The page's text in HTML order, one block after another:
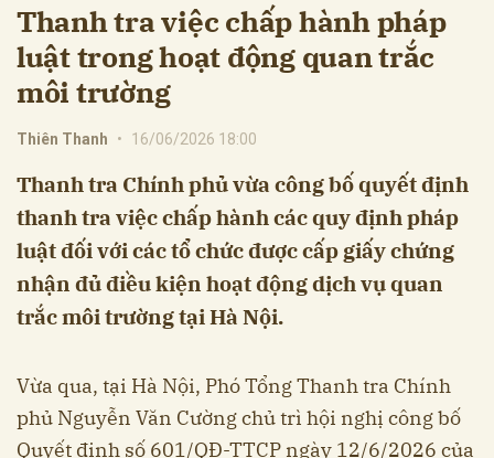
Thanh tra việc chấp hành pháp
luật trong hoạt động quan trắc
môi trường
Thiên Thanh • 16/06/2026 18:00
Thanh tra Chính phủ vừa công bố quyết định
thanh tra việc chấp hành các quy định pháp
luật đối với các tổ chức được cấp giấy chứng
nhận đủ điều kiện hoạt động dịch vụ quan
trắc môi trường tại Hà Nội.
Vừa qua, tại Hà Nội, Phó Tổng Thanh tra Chính
phủ Nguyễn Văn Cường chủ trì hội nghị công bố
Quyết định số 601/QĐ-TTCP ngày 12/6/2026 của
Hủy